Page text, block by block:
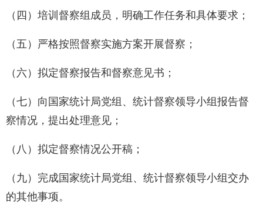
（四）培训督察组成员，明确工作任务和具体要求；
（五）严格按照督察实施方案开展督察；
（六）拟定督察报告和督察意见书；
（七）向国家统计局党组、统计督察领导小组报告督
察情况，提出处理意见；
（八）拟定督察情况公开稿；
（九）完成国家统计局党组、统计督察领导小组交办
的其他事项。